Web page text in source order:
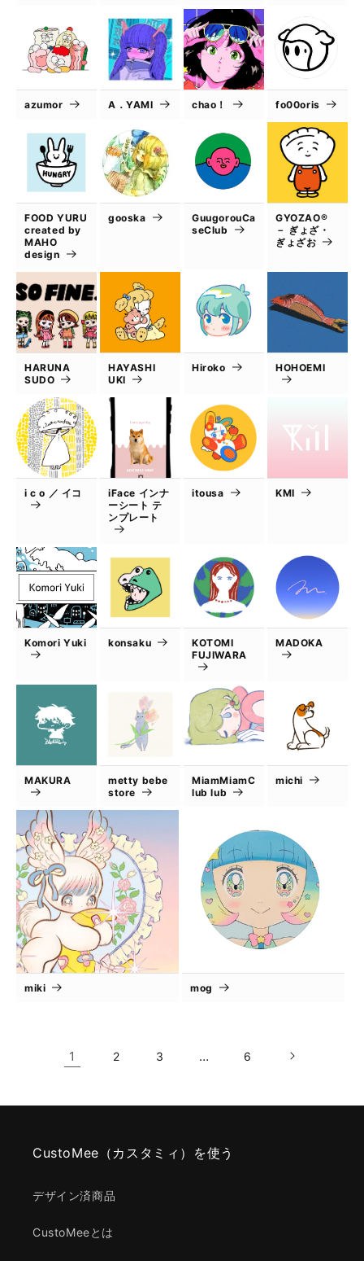
azumor A．YAMI chao！ fo00oris
FOOD YURU
created by
MAHO
design
gooska
GuugorouCa
seClub
GYOZAO®
－ ぎょざ・
ぎょざお
HARUNA
SUDO
HAYASHI
UKI
Hiroko HOHOEMI
i c o ／ イコ
iFace インナ
ーシート テ
ンプレート
itousa KMI
Komori Yuki konsaku
KOTOMI
FUJIWARA
MADOKA
MAKURA
metty bebe
store
MiamMiamC
lub lub
michi
miki mog
1 2 3 … 6
CustoMee（カスタミィ）を使う
デザイン済商品
CustoMeeとは